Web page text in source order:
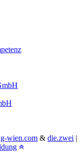
wien.com & die.zwei |